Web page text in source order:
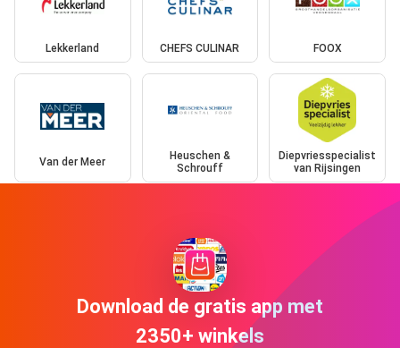
Lekkerland CHEFS CULINAR FOOX
Van der Meer
Heuschen &
Schrouff
Diepvriesspecialist
van Rijsingen
Download de gratis app met
2350+ winkels